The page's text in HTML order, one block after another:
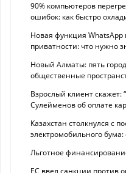
90% компьютеров
ошибок: как быстро
Новая функция
приватности: что нужно
Новый Алматы: пять
общественные
Взрослый клиент
Сулейменов об оплате
Казахстан столкнулся с
электромобильного
Льготное